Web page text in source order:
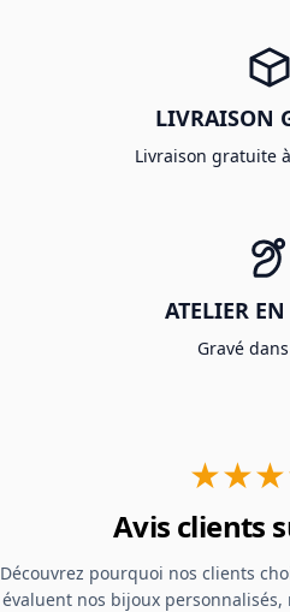
LIVRAISON
Livraison gratuite
ATELIER
Gravé
Avis clients
Découvrez pourquoi nos clients
évaluent nos bijoux